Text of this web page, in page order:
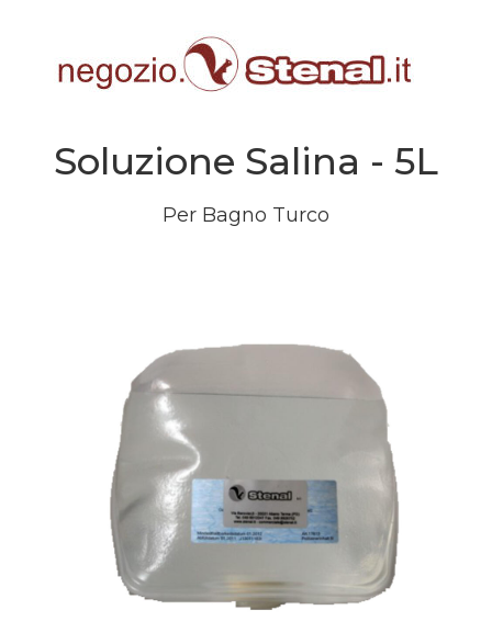
Soluzione Salina - 5L
Per Bagno Turco